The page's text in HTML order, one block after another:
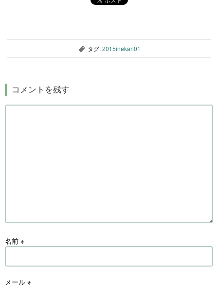
, タグ:2015inekari01
コメントを残す
名前 ※
メール ※